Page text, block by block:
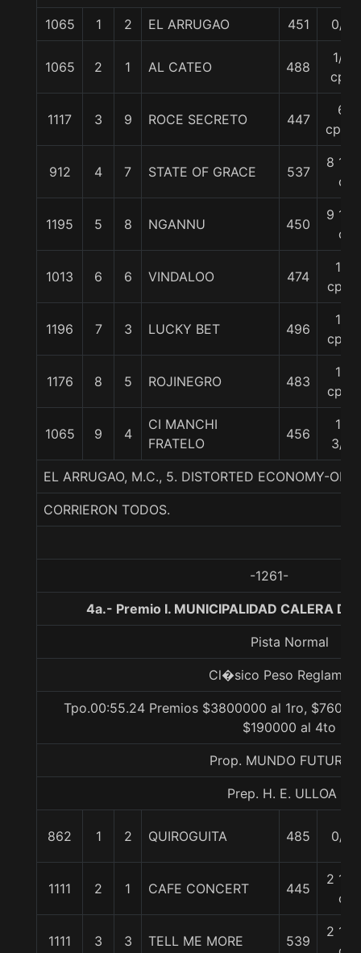
1065 1 2 EL ARRUGAO 451 0/0
1065 2 1 AL CATEO 488
1/2
cpo
1117 3 9 ROCE SECRETO 447
6
cpos.
912 4 7 STATE OF GRACE 537
8 1/4
c
1195 5 8 NGANNU 450
9 1/4
c
1013 6 6 VINDALOO 474
16
cpos
1196 7 3 LUCKY BET 496
18
cpos
1176 8 5 ROJINEGRO 483
19
cpos
1065 9 4
CI MANCHI
FRATELO
456
19
3/4
EL ARRUGAO, M.C., 5. DISTORTED ECONOMY-
CORRIERON TODOS.
-1261-
4a.- Premio I. MUNICIPALIDAD CALERA
Pista Normal
Cl�sico Peso
Tpo.00:55.24 Premios $3800000 al 1ro,
$190000 al 4to
Prop. MUNDO FUTURO
Prep. H. E. ULLOA P.
862 1 2 QUIROGUITA 485 0/0
1111 2 1 CAFE CONCERT 445
2 1/2
c
1111 3 3 TELL ME MORE 539
2 1/2